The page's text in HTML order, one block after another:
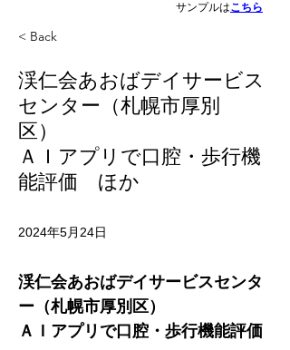
サンプルはこちら
< Back
渓仁会あおばデイサービス
センター（札幌市厚別
区）
ＡＩアプリで口腔・歩行機
能評価 ほか
2024年5月24日
渓仁会あおばデイサービスセンタ
ー（札幌市厚別区）
ＡＩアプリで口腔・歩行機能評価